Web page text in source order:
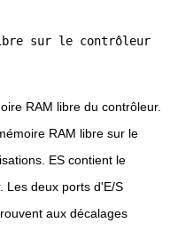
sur le contrôleur
RAM libre du contrôleur.
RAM libre sur le
ES contient le
Les deux ports d'E/S
aux décalages